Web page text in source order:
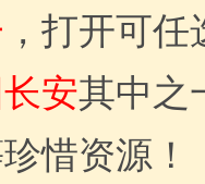
，打开可任
安其中之
惜资源！